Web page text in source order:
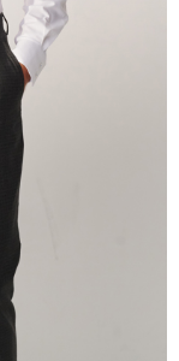
戶狀況，依本公司即
本公司將視審查結果
現惡意使用之情形，
採取法律行動。